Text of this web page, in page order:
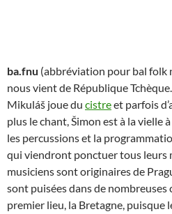
ba.fnu (abbréviation pour bal folk
nous vient de République
Mikuláš joue du cistreet parfois
plus le chant, Šimon est à la vielle
les percussions et la
qui viendront ponctuer tous leurs
musiciens sont originaires de
sont puisées dans de nombreuses
premier lieu, la Bretagne, puisque